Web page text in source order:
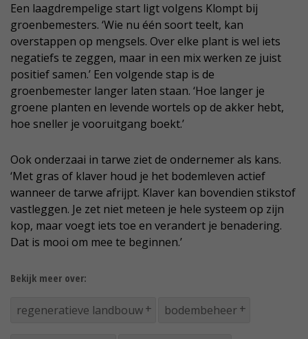
Een laagdrempelige start ligt volgens Klompt bij
groenbemesters. ‘Wie nu één soort teelt, kan
overstappen op mengsels. Over elke plant is wel iets
negatiefs te zeggen, maar in een mix werken ze juist
positief samen.’ Een volgende stap is de
groenbemester langer laten staan. ‘Hoe langer je
groene planten en levende wortels op de akker hebt,
hoe sneller je vooruitgang boekt.’
Ook onderzaai in tarwe ziet de ondernemer als kans.
‘Met gras of klaver houd je het bodemleven actief
wanneer de tarwe afrijpt. Klaver kan bovendien stikstof
vastleggen. Je zet niet meteen je hele systeem op zijn
kop, maar voegt iets toe en verandert je benadering.
Dat is mooi om mee te beginnen.’
Bekijk meer over:
regeneratieve landbouw bodembeheer